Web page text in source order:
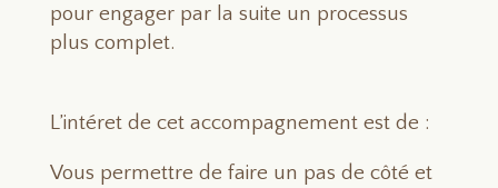
pour engager par la suite un processus
plus complet.
L’intéret de cet accompagnement est de :
Vous permettre de faire un pas de côté et